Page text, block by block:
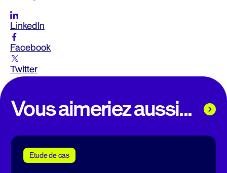
LinkedIn
Facebook
Twitter
Vous aimeriez aussi...
Etude de cas